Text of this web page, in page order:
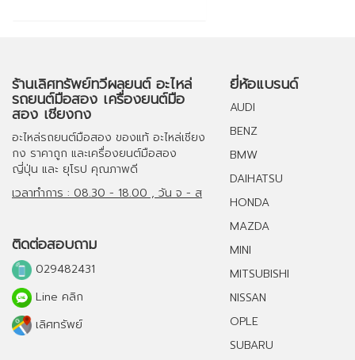
ร้านเลิศทรัพย์ทวีผลยนต์ อะไหล่
รถยนต์มือสอง เครื่องยนต์มือ
สอง เชียงกง
อะไหล่รถยนต์มือสอง ของแท้ อะไหล่เชียง
กง ราคาถูก และเครื่องยนต์มือสอง
ญี่ปุ่น และ ยุโรป คุณภาพดี
เวลาทำการ : 08.30 - 18.00 , วัน จ - ส
ติดต่อสอบถาม
029482431
Line คลิก
เลิศทรัพย์
ยี่ห้อแบรนด์
AUDI
BENZ
BMW
DAIHATSU
HONDA
MAZDA
MINI
MITSUBISHI
NISSAN
OPLE
SUBARU